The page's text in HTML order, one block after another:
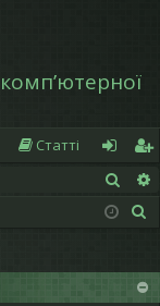
Статті
хі
д
еє
ст
а